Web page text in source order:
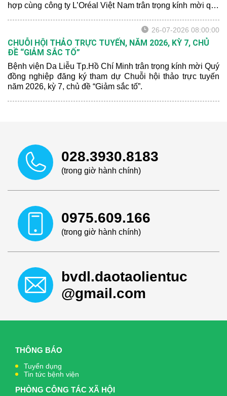
hợp cùng công ty L’Oréal Việt Nam trân trọng kính mời quý
TRỊ BỆNH LÝ DA ĐẦU VÀ TÓC: TỪ KIỂM SOÁT VIÊM
DA DẦU ĐẾN QUẢN LÝ RỤNG TÓC”.
26-07-2026 08:00:00
CHUỖI HỘI THẢO TRỰC TUYẾN, NĂM 2026, KỲ 7, CHỦ
ĐỀ “GIẢM SẮC TỐ”
Bệnh viện Da Liễu Tp.Hồ Chí Minh trân trọng kính mời Quý
đồng nghiệp đăng ký tham dự Chuỗi hội thảo trực tuyến
năm 2026, kỳ 7, chủ đề “Giảm sắc tố”.
028.3930.8183
(trong giờ hành chính)
0975.609.166
(trong giờ hành chính)
bvdl.daotaolientuc
@gmail.com
THÔNG BÁO
Tuyển dụng
Tin tức bệnh viện
PHÒNG CÔNG TÁC XÃ HỘI